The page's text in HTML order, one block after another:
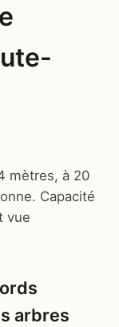
mètres, à 20
Capacité
vue
arbres